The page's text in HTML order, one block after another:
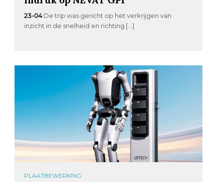
23-04 De trip was gericht op het verkrijgen van
inzicht in de snelheid en richting […]
PLAATBEWERKING